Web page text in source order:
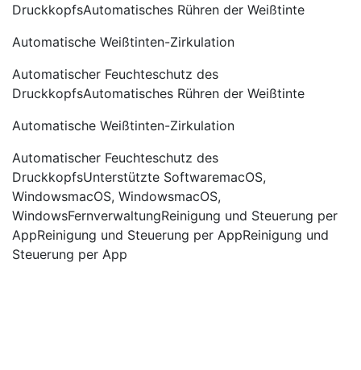
DruckkopfsAutomatisches Rühren der Weißtinte
Automatische Weißtinten-Zirkulation
Automatischer Feuchteschutz des
DruckkopfsAutomatisches Rühren der Weißtinte
Automatische Weißtinten-Zirkulation
Automatischer Feuchteschutz des
DruckkopfsUnterstützte SoftwaremacOS,
WindowsmacOS, WindowsmacOS,
WindowsFernverwaltungReinigung und Steuerung per
AppReinigung und Steuerung per AppReinigung und
Steuerung per App